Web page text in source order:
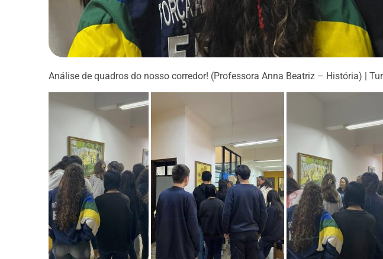
Análise de quadros do nosso corredor! (Professora Anna Beatriz – História) |